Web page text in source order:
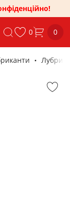
0 0